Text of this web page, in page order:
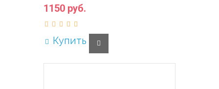
1150 руб.
Купить